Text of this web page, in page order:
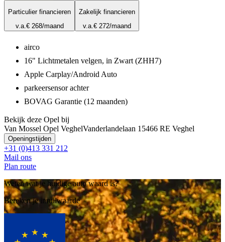
Particulier financieren
v.a.€ 268/maand
Zakelijk financieren
v.a.€ 272/maand
airco
16" Lichtmetalen velgen, in Zwart (ZHH7)
Apple Carplay/Android Auto
parkeersensor achter
BOVAG Garantie (12 maanden)
Bekijk deze Opel bij
Van Mossel Opel VeghelVanderlandelaan 1 5466 RE Veghel
Openingstijden
+31 (0)413 331 212
Mail ons
Plan route
Weten wat je huidige auto waard is?
Bereken je inruilwaarde